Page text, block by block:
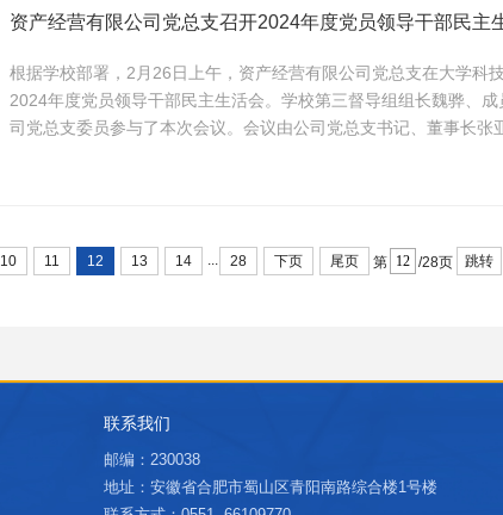
资产经营有限公司党总支召开2024年度党员领导干部民主
根据学校部署，2月26日上午，资产经营有限公司党总支在大学科
2024年度党员领导干部民主生活会。学校第三督导组组长魏骅、
司党总支委员参与了本次会议。会议由公司党总支书记、董事长张
10 11 12 13 14 ... 28 下页 尾页 第 /28页 跳转
联系我们
邮编：230038
地址：安徽省合肥市蜀山区青阳南路综合楼1号楼